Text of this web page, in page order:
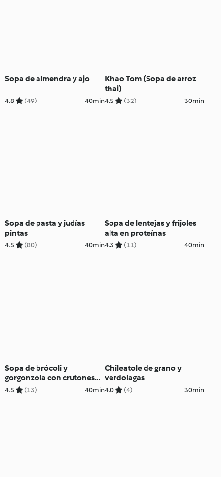
Sopa de almendra y ajo
4.8 (49) 40min
Khao Tom (Sopa de arroz
thai)
4.5 (32) 30min
Sopa de pasta y judías
pintas
4.5 (80) 40min
Sopa de lentejas y frijoles
alta en proteínas
4.3 (11) 40min
Sopa de brócoli y
gorgonzola con crutones
integrales
4.5 (13) 40min
Chileatole de grano y
verdolagas
4.0 (4) 30min